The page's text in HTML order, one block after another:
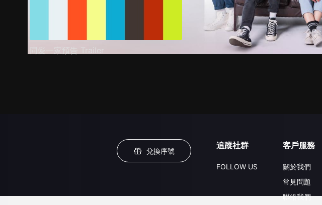
兌換序號
追蹤社群
FOLLOW US
客戶服務
關於我們
常見問題
聯絡我們